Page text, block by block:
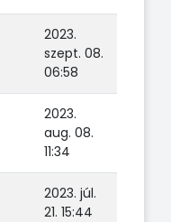
2023.
szept. 08.
06:58
2023.
aug. 08.
11:34
2023. júl.
21. 15:44